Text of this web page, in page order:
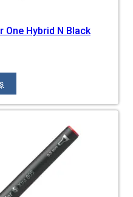
One Hybrid N Black